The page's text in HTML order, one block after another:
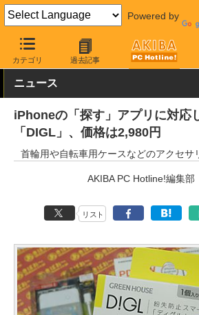
Powered by
カテゴリ 過去記事
AKIBA PC Hotline! モバイル スマホアク
ニュース
iPhoneの「探す」アプリに対応
「DIGL」、価格は2,980円
首輪用や自転車用ケースなどのアクセサ
AKIBA PC Hotline!編集部
リスト